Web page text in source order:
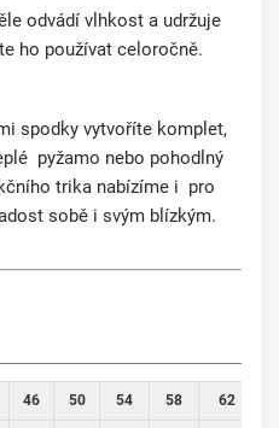
odvádí vlhkost a udržuje
ho používat celoročně.
spodky vytvoříte komplet,
pyžamo nebo pohodlný
trika nabízíme i pro
sobě i svým blízkým.
46 50 54 58 62